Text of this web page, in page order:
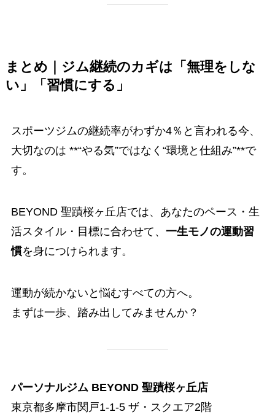
まとめ｜ジム継続のカギは「無理をしな
い」「習慣にする」
スポーツジムの継続率がわずか4％と言われる今、
大切なのは **“やる気”ではなく“環境と仕組み”**で
す。
BEYOND 聖蹟桜ヶ丘店では、あなたのペース・生
活スタイル・目標に合わせて、 一生モノの運動習
慣を身につけられます。
運動が続かないと悩むすべての方へ。
まずは一歩、踏み出してみませんか？
パーソナルジム BEYOND 聖蹟桜ヶ丘店
東京都多摩市関戸1-1-5 ザ・スクエア2階